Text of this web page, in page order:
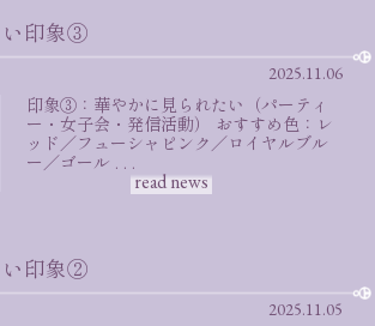
い印象③
2025.11.06
印象③：華やかに見られたい（パーティ
ー・女子会・発信活動） おすすめ色：レ
ッド／フューシャピンク／ロイヤルブル
ー／ゴール . . .
read news
い印象②
2025.11.05